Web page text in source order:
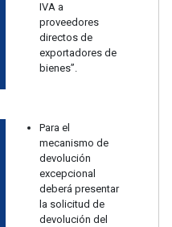
IVA a
proveedores
directos de
exportadores de
bienes”.
Para el
mecanismo de
devolución
excepcional
deberá presentar
la solicitud de
devolución del